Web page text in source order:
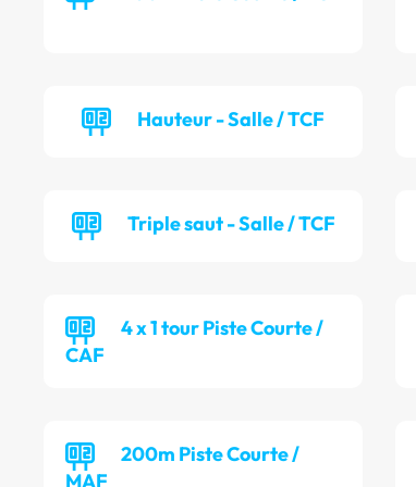
Hauteur - Salle / TCF
Triple saut - Salle / TCF
4 x 1 tour Piste Courte /
CAF
200m Piste Courte /
MAF